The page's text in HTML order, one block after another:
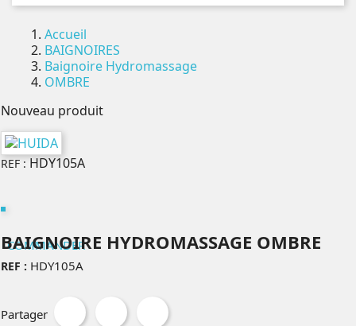
Accueil
BAIGNOIRES
Baignoire Hydromassage
OMBRE
Nouveau produit
REF : HDY105A
BAIGNOIRE HYDROMASSAGE OMBRE
REF : HDY105A
COMMANDER
Partager
PartagerTweet Pinterest